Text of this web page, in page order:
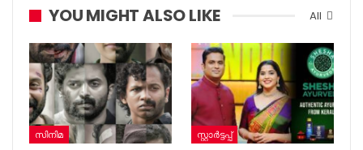
All
YOU MIGHT ALSO LIKE
സിനിമ സ്റ്റാർട്ടപ്പ്